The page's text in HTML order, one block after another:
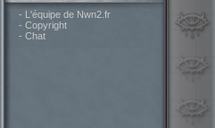
- L'équipe de Nwn2.fr
- Copyright
- Chat